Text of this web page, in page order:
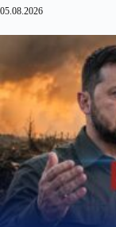
05.08.2026